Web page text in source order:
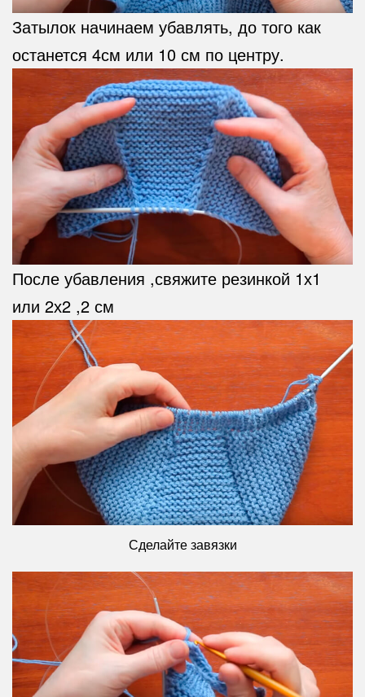
Затылок начинаем убавлять, до того как
останется 4см или 10 см по центру.
После убавления ,свяжите резинкой 1х1
или 2х2 ,2 см
Сделайте завязки